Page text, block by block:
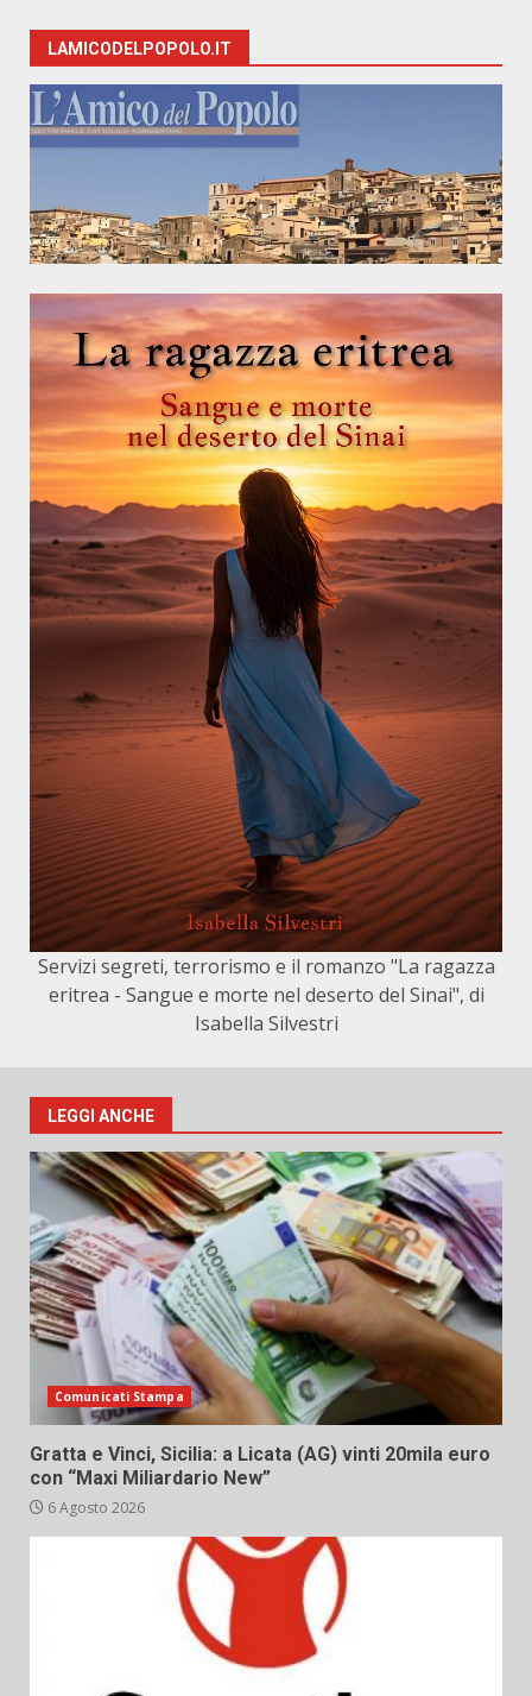
LAMICODELPOPOLO.IT
Servizi segreti, terrorismo e il romanzo "La ragazza
eritrea - Sangue e morte nel deserto del Sinai", di
Isabella Silvestri
LEGGI ANCHE
Comunicati Stampa
Gratta e Vinci, Sicilia: a Licata (AG) vinti 20mila euro
con “Maxi Miliardario New”
6 Agosto 2026